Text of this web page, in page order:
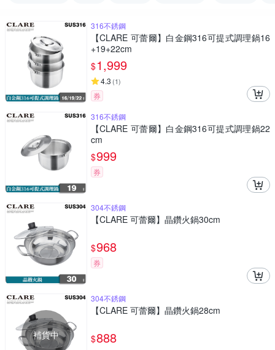
316不銹鋼
【CLARE 可蕾爾】白金鋼316可提式調理鍋16
+19+22cm
$1,999
4.3 (1)
券
316不銹鋼
【CLARE 可蕾爾】白金鋼316可提式調理鍋22
cm
$999
券
304不銹鋼
【CLARE 可蕾爾】晶鑽火鍋30cm
$968
券
補貨中
304不銹鋼
【CLARE 可蕾爾】晶鑽火鍋28cm
$888